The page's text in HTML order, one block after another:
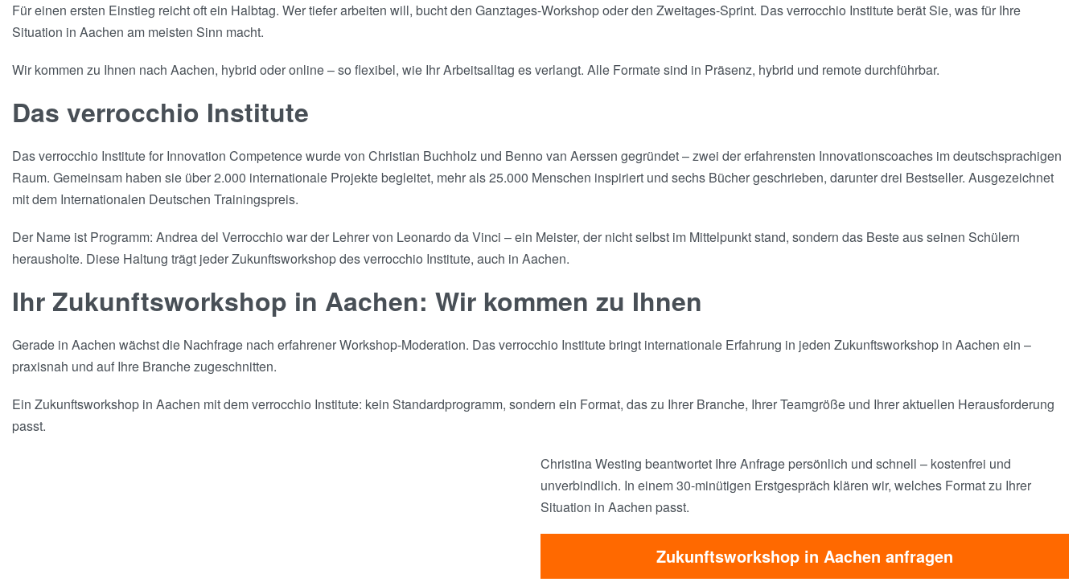
Für einen ersten Einstieg reicht oft ein Halbtag. Wer tiefer arbeiten will, bucht den Ganztages-Workshop oder den Zweitages-Sprint. Das verrocchio Institute berät Sie, was für Ihre
Situation in Aachen am meisten Sinn macht.
Wir kommen zu Ihnen nach Aachen, hybrid oder online – so flexibel, wie Ihr Arbeitsalltag es verlangt. Alle Formate sind in Präsenz, hybrid und remote durchführbar.
Das verrocchio Institute
Das verrocchio Institute for Innovation Competence wurde von Christian Buchholz und Benno van Aerssen gegründet – zwei der erfahrensten Innovationscoaches im deutschsprachigen
Raum. Gemeinsam haben sie über 2.000 internationale Projekte begleitet, mehr als 25.000 Menschen inspiriert und sechs Bücher geschrieben, darunter drei Bestseller. Ausgezeichnet
mit dem Internationalen Deutschen Trainingspreis.
Der Name ist Programm: Andrea del Verrocchio war der Lehrer von Leonardo da Vinci – ein Meister, der nicht selbst im Mittelpunkt stand, sondern das Beste aus seinen Schülern
herausholte. Diese Haltung trägt jeder Zukunftsworkshop des verrocchio Institute, auch in Aachen.
Ihr Zukunftsworkshop in Aachen: Wir kommen zu Ihnen
Gerade in Aachen wächst die Nachfrage nach erfahrener Workshop-Moderation. Das verrocchio Institute bringt internationale Erfahrung in jeden Zukunftsworkshop in Aachen ein –
praxisnah und auf Ihre Branche zugeschnitten.
Ein Zukunftsworkshop in Aachen mit dem verrocchio Institute: kein Standardprogramm, sondern ein Format, das zu Ihrer Branche, Ihrer Teamgröße und Ihrer aktuellen Herausforderung
passt.
Christina Westing beantwortet Ihre Anfrage persönlich und schnell – kostenfrei und
unverbindlich. In einem 30-minütigen Erstgespräch klären wir, welches Format zu Ihrer
Situation in Aachen passt.
Zukunftsworkshop in Aachen anfragen